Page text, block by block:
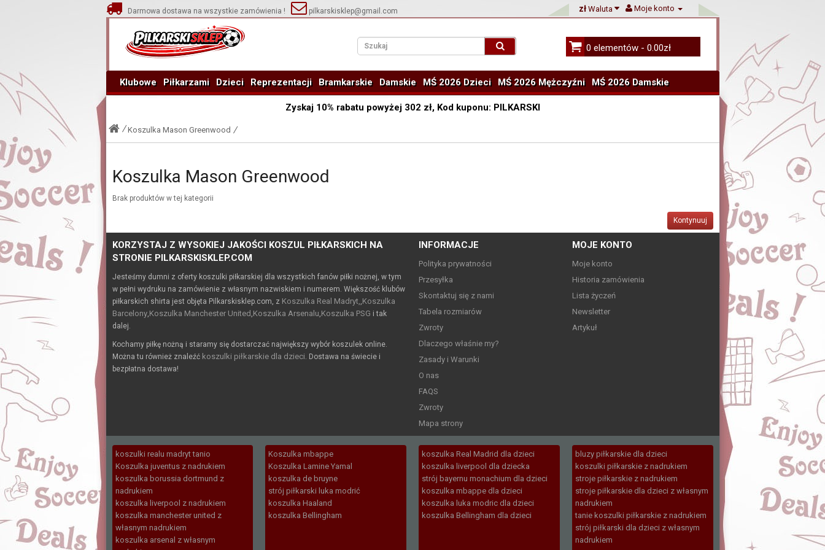
Darmowa dostawa na wszystkie zamówienia ! pilkarskisklep@gmail.com Moje konto
zł Waluta
0 elementów - 0.00zł
Klubowe Piłkarzami Dzieci Reprezentacji Bramkarskie Damskie MŚ 2026 Dzieci MŚ 2026 Mężczyźni MŚ 2026 Damskie
Zyskaj 10% rabatu powyżej 302 zł, Kod kuponu: PILKARSKI
Koszulka Mason Greenwood
Koszulka Mason Greenwood
Brak produktów w tej kategorii
Kontynuuj
KORZYSTAJ Z WYSOKIEJ JAKOŚCI KOSZUL PIŁKARSKICH NA
STRONIE PILKARSKISKLEP.COM
Jesteśmy dumni z oferty koszulki piłkarskiej dla wszystkich fanów piłki nożnej, w tym
w pełni wydruku na zamówienie z własnym nazwiskiem i numerem. Większość klubów
piłkarskich shirta jest objęta Pilkarskisklep.com, z Koszulka Real Madryt,,Koszulka
Barcelony,Koszulka Manchester United ,Koszulka Arsenalu,Koszulka PSG i tak
dalej.
Kochamy piłkę nożną i staramy się dostarczać największy wybór koszulek online.
Można tu również znaleźć koszulki piłkarskie dla dzieci. Dostawa na świecie i
bezpłatna dostawa!
INFORMACJE
Polityka prywatności
Przesyłka
Skontaktuj się z nami
Tabela rozmiarów
Zwroty
Dlaczego właśnie my?
Zasady i Warunki
O nas
FAQS
Zwroty
Mapa strony
MOJE KONTO
Moje konto
Historia zamówienia
Lista życzeń
Newsletter
Artykuł
koszulki realu madryt tanio
Koszulka juventus z nadrukiem
koszulka borussia dortmund z
nadrukiem
koszulka liverpool z nadrukiem
koszulka manchester united z
własnym nadrukiem
koszulka arsenal z własnym
Koszulka mbappe
Koszulka Lamine Yamal
koszulka de bruyne
strój piłkarski luka modrić
koszulka Haaland
koszulka Bellingham
koszulka Real Madrid dla dzieci
koszulka liverpool dla dziecka
strój bayernu monachium dla dzieci
koszulka mbappe dla dzieci
koszulka luka modric dla dzieci
koszulka Bellingham dla dzieci
bluzy piłkarskie dla dzieci
koszulki piłkarskie z nadrukiem
stroje piłkarskie z nadrukiem
stroje piłkarskie dla dzieci z własnym
nadrukiem
tanie koszulki piłkarskie z nadrukiem
strój piłkarski dla dzieci z własnym
nadrukiem